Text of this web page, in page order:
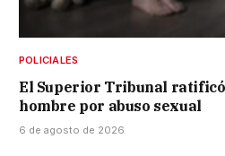
POLICIALES
El Superior Tribunal
hombre por abuso sexual
6 de agosto de 2026